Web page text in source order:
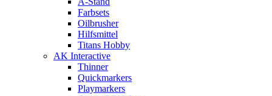
Farbsets
Oilbrusher
Hilfsmittel
Titans Hobby
AK Interactive
Thinner
Quickmarkers
Playmarkers